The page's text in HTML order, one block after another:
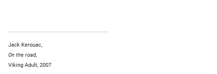
Jack Kerouac,
On the road,
Viking Adult, 2007